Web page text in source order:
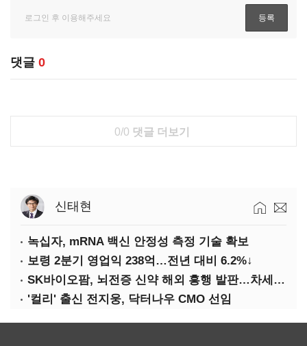
댓글 0
0/0 댓글 더보기
신태현
녹십자, mRNA 백신 안정성 측정 기술 확보
보령 2분기 영업익 238억…전년 대비 6.2%↓
SK바이오팜, 뇌전증 신약 해외 흥행 발판…차세대 신약 개발 속도
'컬리' 출신 전지웅, 닥터나우 CMO 선임